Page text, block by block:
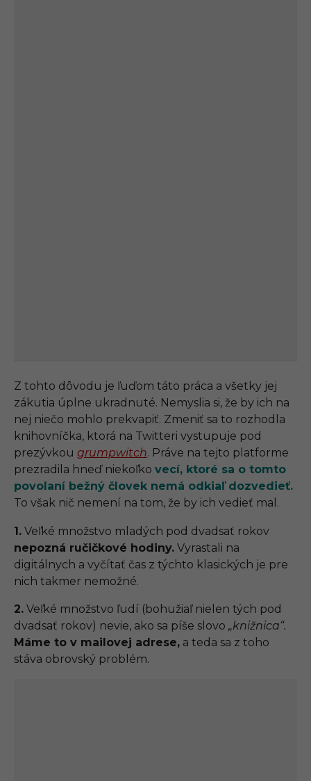
Z tohto dôvodu je ľuďom táto práca a všetky jej
zákutia úplne ukradnuté. Nemyslia si, že by ich na
nej niečo mohlo prekvapiť. Zmeniť sa to rozhodla
knihovníčka, ktorá na Twitteri vystupuje pod
prezývkou grumpwitch. Práve na tejto platforme
prezradila hneď niekoľko vecí, ktoré sa o tomto
povolaní bežný človek nemá odkiaľ dozvedieť.
To však nič nemení na tom, že by ich vedieť mal.
1. Veľké množstvo mladých pod dvadsať rokov
nepozná ručičkové hodiny. Vyrastali na
digitálnych a vyčítať čas z týchto klasických je pre
nich takmer nemožné.
2. Veľké množstvo ľudí (bohužiaľ nielen tých pod
dvadsať rokov) nevie, ako sa píše slovo „knižnica“.
Máme to v mailovej adrese, a teda sa z toho
stáva obrovský problém.